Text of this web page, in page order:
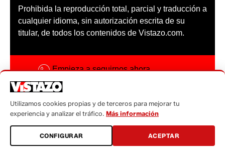
Prohibida la reproducción total, parcial y traducción a
cualquier idioma, sin autorización escrita de su
titular, de todos los contenidos de Vistazo.com.
Empieza a seguirnos ahora
Código ética
Sugerencias a:
sugerencias@vistazo.com
Utilizamos cookies propias y de terceros para mejorar tu
experiencia y analizar el tráfico. Más información
CONFIGURAR ACEPTAR